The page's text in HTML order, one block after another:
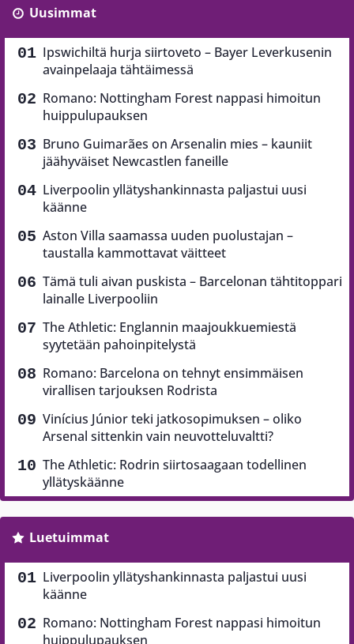
Uusimmat
Ipswichiltä hurja siirtoveto – Bayer Leverkusenin
avainpelaaja tähtäimessä
Romano: Nottingham Forest nappasi himoitun
huippulupauksen
Bruno Guimarães on Arsenalin mies – kauniit
jäähyväiset Newcastlen faneille
Liverpoolin yllätyshankinnasta paljastui uusi
käänne
Aston Villa saamassa uuden puolustajan –
taustalla kammottavat väitteet
Tämä tuli aivan puskista – Barcelonan tähtitoppari
lainalle Liverpooliin
The Athletic: Englannin maajoukkuemiestä
syytetään pahoinpitelystä
Romano: Barcelona on tehnyt ensimmäisen
virallisen tarjouksen Rodrista
Vinícius Júnior teki jatkosopimuksen – oliko
Arsenal sittenkin vain neuvotteluvaltti?
The Athletic: Rodrin siirtosaagaan todellinen
yllätyskäänne
Luetuimmat
Liverpoolin yllätyshankinnasta paljastui uusi
käänne
Romano: Nottingham Forest nappasi himoitun
huippulupauksen